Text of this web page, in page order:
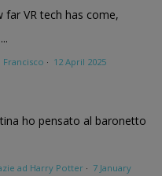
far VR tech has come,
Francisco · 12 April 2025
ho pensato al baronetto
ad Harry Potter · 7 January